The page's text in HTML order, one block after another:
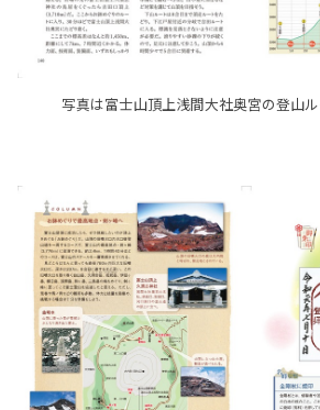
写真は富士山頂上浅間大社奥宮の登山